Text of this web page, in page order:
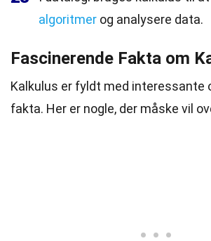
algoritmer og analysere data.
Fascinerende Fakta om
Kalkulus er fyldt med interessante
fakta. Her er nogle, der måske vil